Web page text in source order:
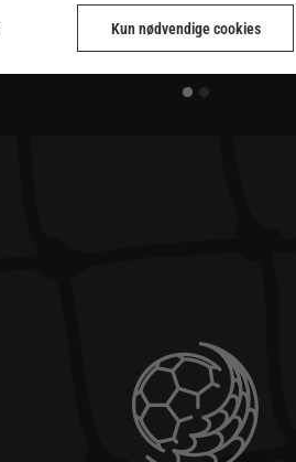
Kun nødvendige cookies